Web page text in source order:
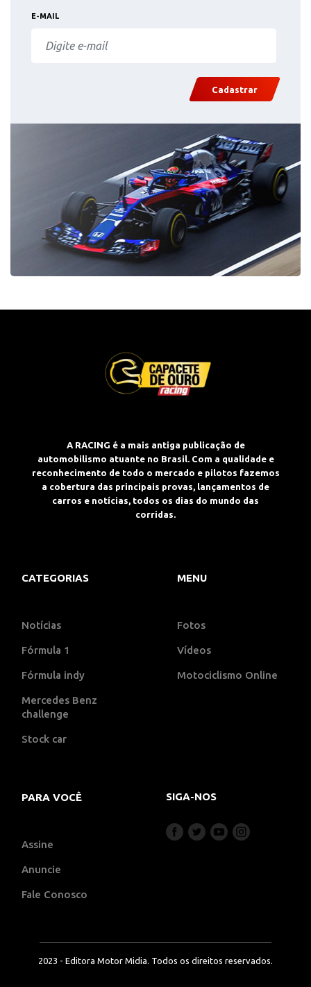
E-MAIL
Cadastrar
A RACING é a mais antiga publicação de
automobilismo atuante no Brasil. Com a qualidade e
reconhecimento de todo o mercado e pilotos fazemos
a cobertura das principais provas, lançamentos de
carros e notícias, todos os dias do mundo das
corridas.
CATEGORIAS
Notícias
Fórmula 1
Fórmula indy
Mercedes Benz
challenge
Stock car
MENU
Fotos
Vídeos
Motociclismo Online
PARA VOCÊ
Assine
Anuncie
Fale Conosco
SIGA-NOS
2023 - Editora Motor Midia. Todos os direitos reservados.